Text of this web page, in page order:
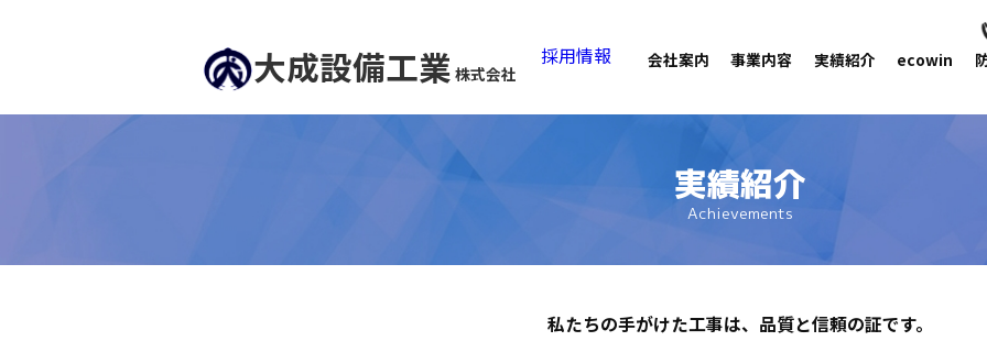
大成設備工業 株式会社
採用情報 会社案内 事業内容 実績紹介 ecowin
実績紹介
Achievements
私たちの手がけた工事は、品質と信頼の証です。